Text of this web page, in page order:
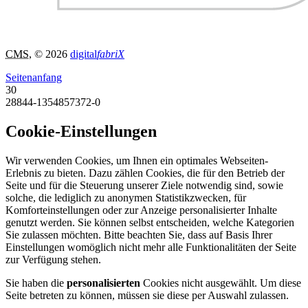
CMS, © 2026 digitalfabriX
Seitenanfang
30
28844-1354857372-0
Cookie-Einstellungen
Wir verwenden Cookies, um Ihnen ein optimales Webseiten-
Erlebnis zu bieten. Dazu zählen Cookies, die für den Betrieb der
Seite und für die Steuerung unserer Ziele notwendig sind, sowie
solche, die lediglich zu anonymen Statistikzwecken, für
Komforteinstellungen oder zur Anzeige personalisierter Inhalte
genutzt werden. Sie können selbst entscheiden, welche Kategorien
Sie zulassen möchten. Bitte beachten Sie, dass auf Basis Ihrer
Einstellungen womöglich nicht mehr alle Funktionalitäten der Seite
zur Verfügung stehen.
Sie haben die personalisierten Cookies nicht ausgewählt. Um diese
Seite betreten zu können, müssen sie diese per Auswahl zulassen.